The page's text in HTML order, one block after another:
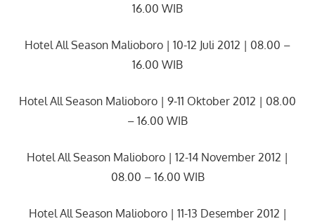
16.00 WIB
Hotel All Season Malioboro | 10-12 Juli 2012 | 08.00 –
16.00 WIB
Hotel All Season Malioboro | 9-11 Oktober 2012 | 08.00
– 16.00 WIB
Hotel All Season Malioboro | 12-14 November 2012 |
08.00 – 16.00 WIB
Hotel All Season Malioboro | 11-13 Desember 2012 |